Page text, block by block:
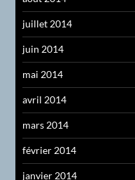
juillet 2014
juin 2014
mai 2014
avril 2014
mars 2014
février 2014
janvier 2014